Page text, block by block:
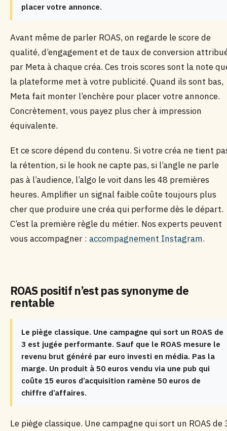
placer votre annonce.
Avant même de parler ROAS, on regarde le score de
qualité, d’engagement et de taux de conversion
par Meta à chaque créa. Ces trois scores sont la note
la plateforme met à votre publicité. Quand ils sont bas,
Meta fait monter l’enchère pour placer votre annonce.
Concrètement, vous payez plus cher à impression
équivalente.
Et ce score dépend du contenu. Si votre créa ne tient
la rétention, si le hook ne capte pas, si l’angle ne parle
pas à l’audience, l’algo le voit dans les 48 premières
heures. Amplifier un signal faible coûte toujours plus
cher que produire une créa qui performe dès le départ.
C’est la première règle du métier. Nos experts peuvent
vous accompagner : accompagnement Instagram.
ROAS positif n’est pas synonyme de
rentable
Le piège classique. Une campagne qui sort un ROAS de
3 est jugée performante. Sauf que le ROAS mesure le
revenu brut généré par euro investi en média. Pas la
marge. Un produit à 50 euros vendu via une pub qui
coûte 15 euros d’acquisition ramène 50 euros de
chiffre d’affaires.
Le piège classique. Une campagne qui sort un ROAS de